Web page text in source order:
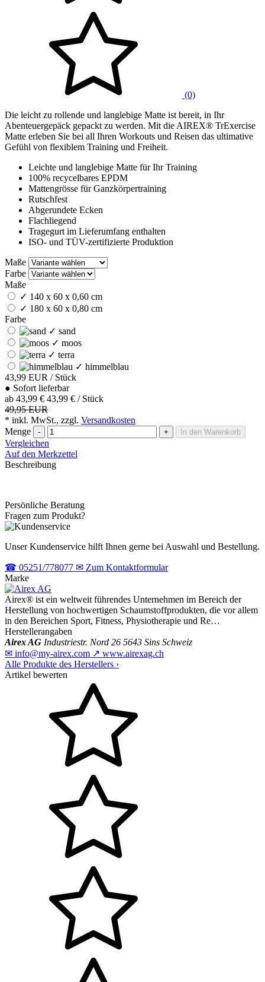
(0)
Die leicht zu rollende und langlebige Matte ist bereit, in Ihr
Abenteuergepäck gepackt zu werden. Mit die AIREX® TrExercise
Matte erleben Sie bei all Ihren Workouts und Reisen das ultimative
Gefühl von flexiblem Training und Freiheit.
Leichte und langlebige Matte für Ihr Training
100% recycelbares EPDM
Mattengrösse für Ganzkörpertraining
Rutschfest
Abgerundete Ecken
Flachliegend
Tragegurt im Lieferumfang enthalten
ISO- und TÜV-zertifizierte Produktion
Maße
Farbe
Maße
✓ 140 x 60 x 0,60 cm
✓ 180 x 60 x 0,80 cm
Farbe
✓ sand
✓ moos
✓ terra
✓ himmelblau
43,99 EUR / Stück
● Sofort lieferbar
ab 43,99 € 43,99 € / Stück
49,95 EUR
* inkl. MwSt., zzgl. Versandkosten
Menge
- + In den Warenkorb
Vergleichen
Auf den Merkzettel
Beschreibung
Persönliche Beratung
Fragen zum Produkt?
Unser Kundenservice hilft Ihnen gerne bei Auswahl und Bestellung.
☎ 05251/778077 ✉ Zum Kontaktformular
Marke
Airex® ist ein weltweit führendes Unternehmen im Bereich der
Herstellung von hochwertigen Schaumstoffprodukten, die vor allem
in den Bereichen Sport, Fitness, Physiotherapie und Re…
Herstellerangaben
Airex AG Industriestr. Nord 26 5643 Sins Schweiz
✉ info@my-airex.com ↗ www.airexag.ch
Alle Produkte des Herstellers ›
Artikel bewerten